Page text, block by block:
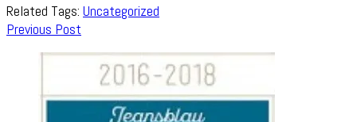
Related Tags: Uncategorized
Post
Previous Post